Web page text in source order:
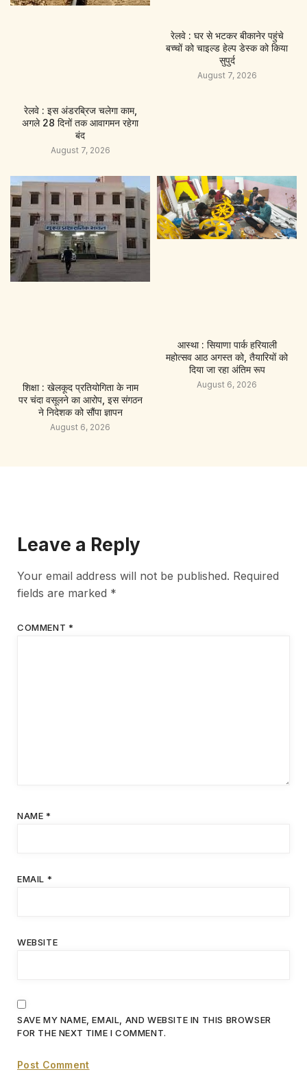
रेलवे : इस अंडरब्रिज चलेगा काम,
अगले 28 दिनों तक आवागमन रहेगा
बंद
August 7, 2026
रेलवे : घर से भटकर बीकानेर पहुंचे
बच्चों को चाइल्ड हेल्प डेस्क को किया
सुपुर्द
August 7, 2026
शिक्षा : खेलकूद प्रतियोगिता के नाम
पर चंदा वसूलने का आरोप, इस संगठन
ने निदेशक को सौंपा ज्ञापन
August 6, 2026
आस्था : सियाणा पार्क हरियाली
महोत्सव आठ अगस्त को, तैयारियों को
दिया जा रहा अंतिम रूप
August 6, 2026
Leave a Reply
Your email address will not be published. Required
fields are marked *
COMMENT *
NAME *
EMAIL *
WEBSITE
SAVE MY NAME, EMAIL, AND WEBSITE IN THIS BROWSER
FOR THE NEXT TIME I COMMENT.